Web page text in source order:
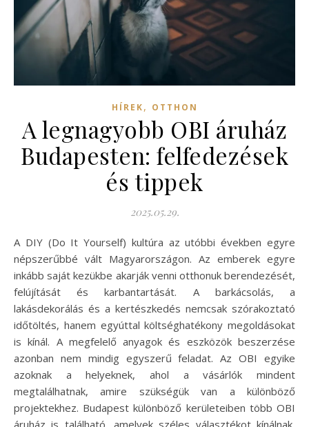
HÍREK, OTTHON
A legnagyobb OBI áruház
Budapesten: felfedezések
és tippek
2025.05.29.
A DIY (Do It Yourself) kultúra az utóbbi években egyre
népszerűbbé vált Magyarországon. Az emberek egyre
inkább saját kezükbe akarják venni otthonuk berendezését,
felújítását és karbantartását. A barkácsolás, a
lakásdekorálás és a kertészkedés nemcsak szórakoztató
időtöltés, hanem egyúttal költséghatékony megoldásokat
is kínál. A megfelelő anyagok és eszközök beszerzése
azonban nem mindig egyszerű feladat. Az OBI egyike
azoknak a helyeknek, ahol a vásárlók mindent
megtalálhatnak, amire szükségük van a különböző
projektekhez. Budapest különböző kerületeiben több OBI